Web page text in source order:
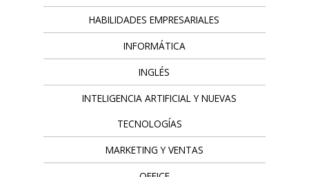
HABILIDADES EMPRESARIALES
INFORMÁTICA
INGLÉS
INTELIGENCIA ARTIFICIAL Y NUEVAS
TECNOLOGÍAS
MARKETING Y VENTAS